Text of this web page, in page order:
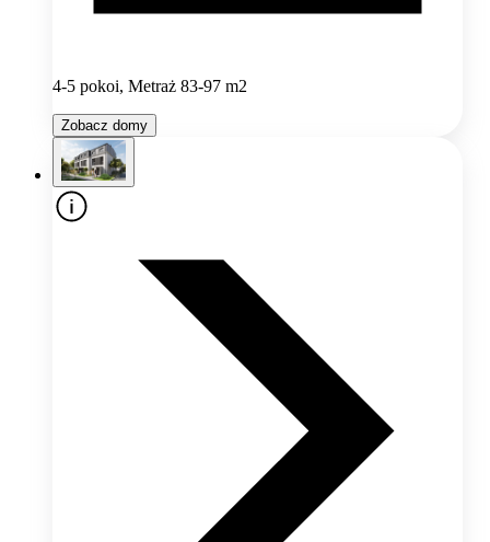
4-5 pokoi, Metraż 83-97 m2
Zobacz domy